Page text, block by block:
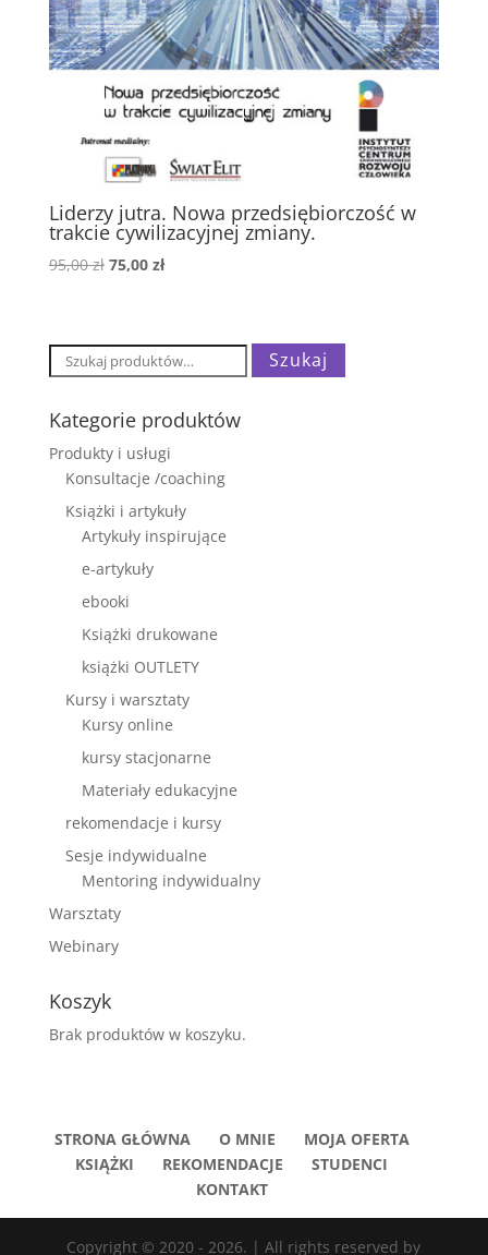
Liderzy jutra. Nowa przedsiębiorczość w
trakcie cywilizacyjnej zmiany.
95,00zł Pierwotna
75,00 złAktualna
Szukaj: Szukaj
Kategorie produktów
Produkty i usługi
Konsultacje /coaching
Książki i artykuły
Artykuły inspirujące
e-artykuły
ebooki
Książki drukowane
książki OUTLETY
Kursy i warsztaty
Kursy online
kursy stacjonarne
Materiały edukacyjne
rekomendacje i kursy
Sesje indywidualne
Mentoring indywidualny
Warsztaty
Webinary
Koszyk
Brak produktów w koszyku.
STRONA GŁÓWNA O MNIE
MOJA OFERTA
KSIĄŻKI
REKOMENDACJE
STUDENCI
KONTAKT
Copyright © 2020 - 2026. | All rights reserved by